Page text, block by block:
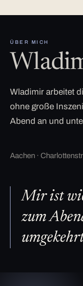
ÜBER MICH
Wladimir arbeitet
ohne große
Abend an und
Aachen ·
Mir ist
zum